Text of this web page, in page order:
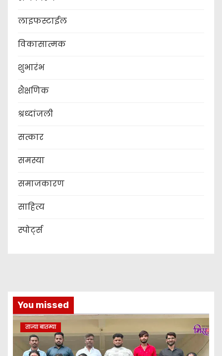
लाइफस्टाईल
विकासात्मक
शुभारंभ
शैक्षणिक
श्रध्दांजली
सत्कार
समस्या
समाजकारण
साहित्य
स्पोर्ट्स
You missed
ताज्या बातम्या